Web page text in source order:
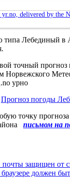
yr.no, delivered by the
типа Лебединый в
точный прогноз
Норвежского
урно
Прогноз погоды
точку
письмом на
почты защищен от
должен